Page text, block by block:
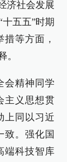
济社会发展
五五”时期
等方面，
。
会精神同学
主义思想贯
上同以习近
致。强化国
端科技智库